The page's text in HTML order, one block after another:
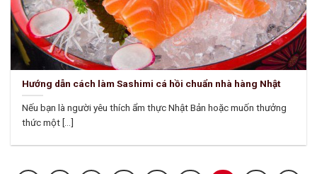
Hướng dẫn cách làm Sashimi cá hồi chuẩn nhà hàng Nhật
Nếu bạn là người yêu thích ẩm thực Nhật Bản hoặc muốn thưởng
thức một [...]